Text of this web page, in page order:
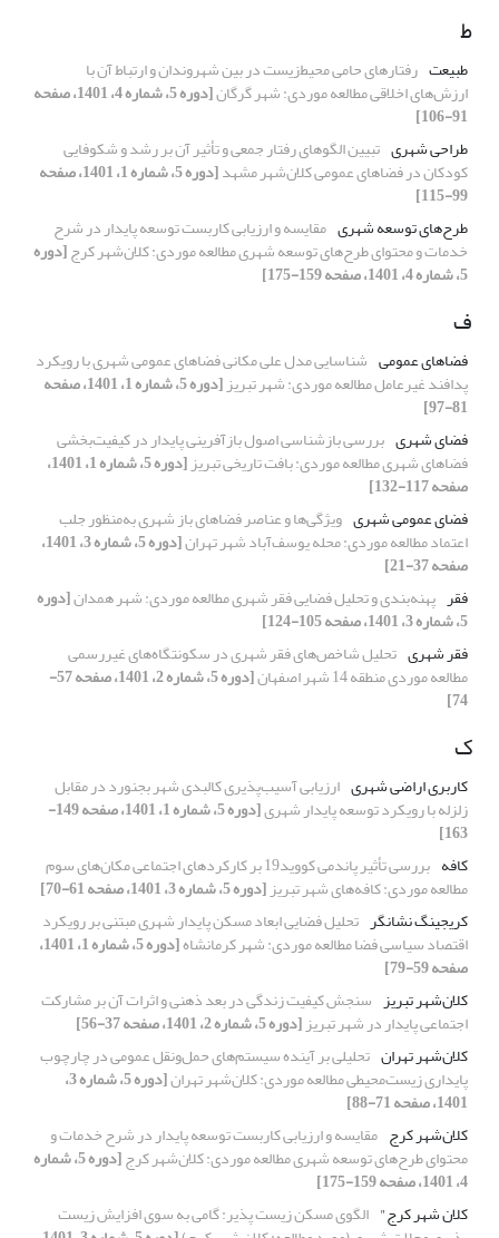
ط
طبیعت رفتارهای حامی محیط‌زیست در بین شهروندان و ارتباط آن با
ارزش‌های اخلاقی مطالعه موردی: شهر گرگان [دوره 5، شماره 4، 1401، صفحه
91-106]
طراحی شهری تبیین الگوهای رفتار جمعی و تأثیر آن بر رشد و شکوفایی
کودکان در فضاهای عمومی کلان‌شهر مشهد [دوره 5، شماره 1، 1401، صفحه
99-115]
طرح‌های توسعه شهری مقایسه و ارزیابی کاربست توسعه پایدار در شرح
خدمات و محتوای طرح‌های توسعه شهری مطالعه موردی: کلان‌شهر کرج[دوره
5، شماره 4، 1401، صفحه 159-175]
ف
فضاهای عمومی شناسایی مدل علی مکانی فضاهای عمومی شهری با رویکرد
پدافند غیرعامل مطالعه موردی: شهر تبریز [دوره 5، شماره 1، 1401، صفحه
81-97]
فضای شهری بررسی بازشناسی اصول بازآفرینی پایدار در کیفیت‌بخشی
فضاهای شهری مطالعه موردی: بافت تاریخی تبریز [دوره 5، شماره 1، 1401،
صفحه 117-132]
فضای عمومی شهری ویژگی‌ها و عناصر فضاهای باز شهری به‌منظور جلب
اعتماد مطالعه موردی: محله یوسف‌آباد شهر تهران [دوره 5، شماره 3، 1401،
صفحه 37-21]
فقر پهنه‌بندی و تحلیل فضایی فقر شهری مطالعه موردی: شهر همدان[دوره
5، شماره 3، 1401، صفحه 105-124]
فقر شهری تحلیل شاخص‌های فقر شهری در سکونتگاه‌های غیررسمی
مطالعه موردی منطقه 14 شهر اصفهان [دوره 5، شماره 2، 1401، صفحه 57-
74]
ک
کاربری اراضی شهری ارزیابی آسیب‌پذیری کالبدی شهر بجنورد در مقابل
زلزله با رویکرد توسعه پایدار شهری [دوره 5، شماره 1، 1401، صفحه 149-
163]
کافه
بررسی تأثیر پاندمی کووید19 بر کارکردهای اجتماعی مکان‌های سوم
مطالعه موردی: کافه‌های شهر تبریز[دوره 5، شماره 3، 1401، صفحه 61-70]
کریجینگ نشانگر تحلیل فضایی ابعاد مسکن پایدار شهری مبتنی بر رویکرد
اقتصاد سیاسی فضا مطالعه موردی: شهر کرمانشاه [دوره 5، شماره 1، 1401،
صفحه 59-79]
کلان‌شهر تبریز سنجش کیفیت زندگی در بعد ذهنی و اثرات آن بر مشارکت
اجتماعی پایدار در شهر تبریز[دوره 5، شماره 2، 1401، صفحه 37-56]
کلان‌شهر تهران تحلیلی بر آینده سیستم‌های حمل‌ونقل عمومی در چارچوب
پایداری زیست‌محیطی مطالعه موردی: کلان‌شهر تهران [دوره 5، شماره 3،
1401، صفحه 71-88]
کلان‌شهر کرج مقایسه و ارزیابی کاربست توسعه پایدار در شرح خدمات و
محتوای طرح‌های توسعه شهری مطالعه موردی: کلان‌شهر کرج [دوره 5، شماره
4، 1401، صفحه 159-175]
کلان شهر کرج" الگوی مسکن زیست پذیر: گامی به سوی افزایش زیست